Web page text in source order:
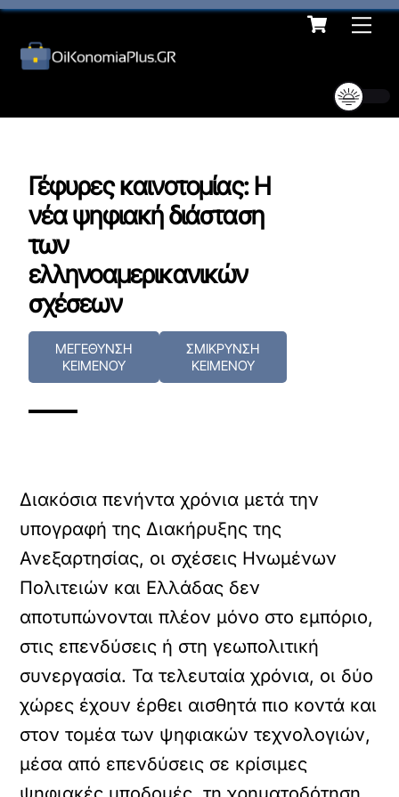
Skip
content
Cart
Γέφυρες καινοτομίας: Η
νέα ψηφιακή διάσταση
των
ελληνοαμερικανικών
σχέσεων
ΜΕΓΕΘΥΝΣΗ
ΚΕΙΜΕΝΟΥ
ΣΜΙΚΡΥΝΣΗ
ΚΕΙΜΕΝΟΥ
Διακόσια πενήντα χρόνια μετά την
υπογραφή της Διακήρυξης της
Ανεξαρτησίας, οι σχέσεις Ηνωμένων
Πολιτειών και Ελλάδας δεν
αποτυπώνονται πλέον μόνο στο εμπόριο,
στις επενδύσεις ή στη γεωπολιτική
συνεργασία. Τα τελευταία χρόνια, οι δύο
χώρες έχουν έρθει αισθητά πιο κοντά και
στον τομέα των ψηφιακών τεχνολογιών,
μέσα από επενδύσεις σε κρίσιμες